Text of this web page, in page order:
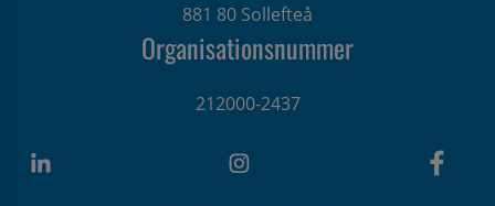
881 80 Sollefteå
Organisationsnummer
212000-2437